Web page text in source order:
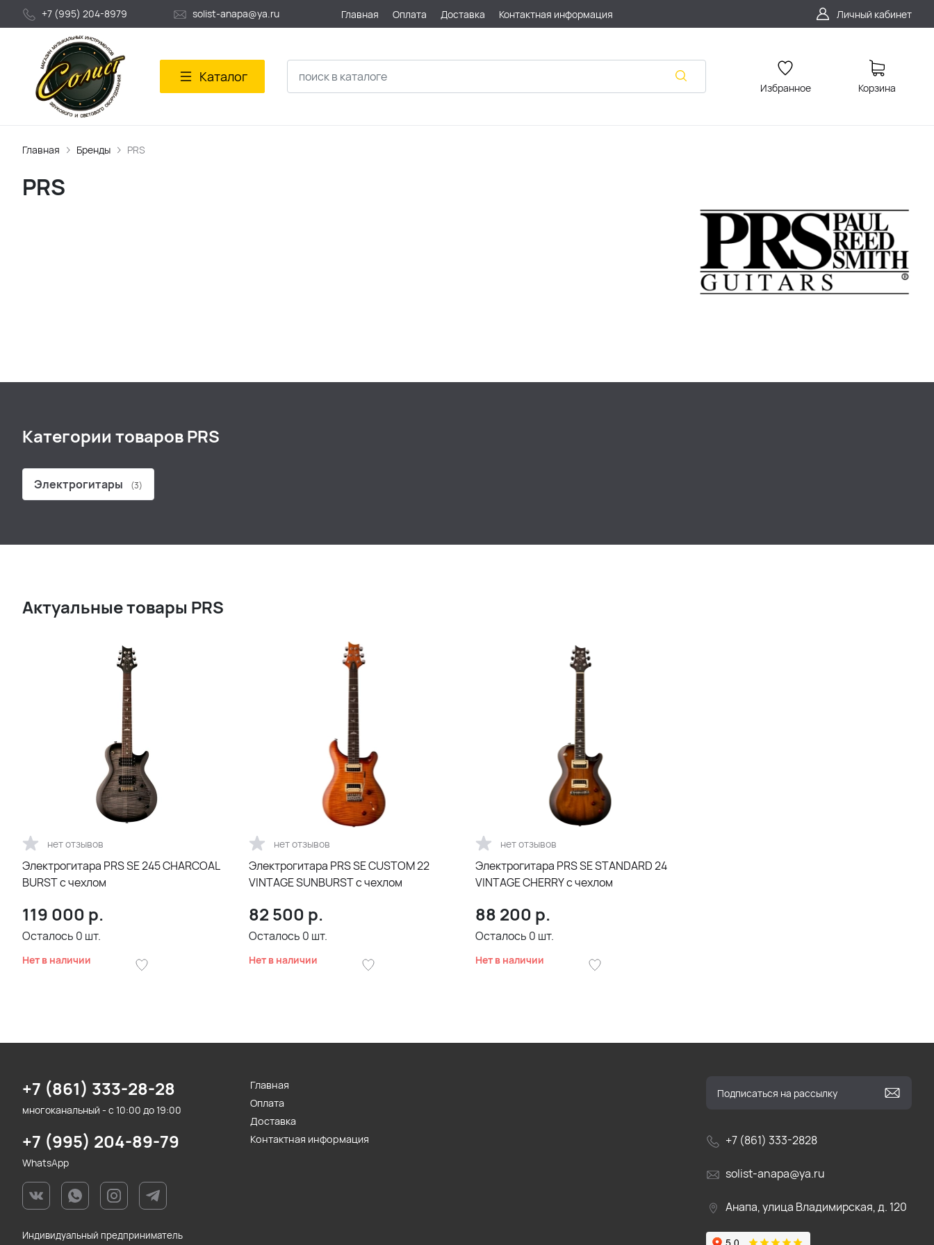
+7 (995) 204-8979 solist-anapa@ya.ru Главная Оплата Доставка Контактная информация Личный кабинет
Каталог
Избранное Корзина
Главная Бренды PRS
PRS
Категории товаров PRS
Электрогитары (3)
Актуальные товары PRS
нет отзывов
Электрогитара PRS SE 245 CHARCOAL
BURST с чехлом
119 000 р.
Осталось 0 шт.
Нет в наличии
нет отзывов
Электрогитара PRS SE CUSTOM 22
VINTAGE SUNBURST с чехлом
82 500 р.
Осталось 0 шт.
Нет в наличии
нет отзывов
Электрогитара PRS SE STANDARD 24
VINTAGE CHERRY с чехлом
88 200 р.
Осталось 0 шт.
Нет в наличии
+7 (861) 333-28-28
многоканальный - с 10:00 до 19:00
+7 (995) 204-89-79
WhatsApp
Индивидуальный предприниматель
+7 (861) 333-2828
solist-anapa@ya.ru
Анапа, улица Владимирская, д. 120
Главная
Оплата
Доставка
Контактная информация